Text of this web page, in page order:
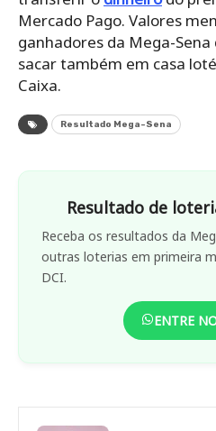
Mercado Pago. Valores
ganhadores da Mega-
sacar também em casa
Caixa.
Resultado Mega-Sena
Resultado de
Receba os resultados da
outras loterias em primeira
DCI.
ENTRE